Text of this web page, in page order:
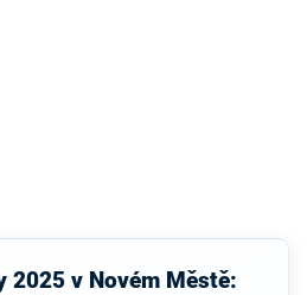
2025 v Novém Městě: